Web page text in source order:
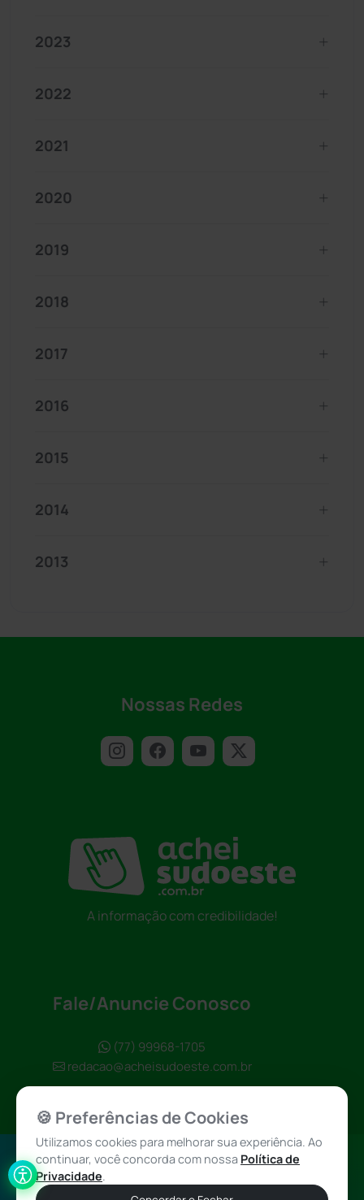
2023
2022
2021
2020
2019
2018
2017
2016
2015
2014
2013
Nossas Redes
A informação com credibilidade!
Fale/Anuncie Conosco
(77) 99968-1705
redacao@acheisudoeste.com.br
Política de
Privacidade
Achei Sudoeste
© 2026 - Todos
🍪 Preferências de Cookies
Utilizamos cookies para melhorar sua experiência. Ao
continuar, você concorda com nossa Política de
Privacidade.